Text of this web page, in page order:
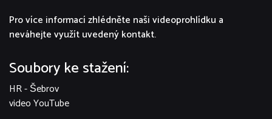
Pro více informací zhlédněte naši videoprohlídku a
neváhejte využít uvedený kontakt.
Soubory ke stažení:
HR - Šebrov
video YouTube